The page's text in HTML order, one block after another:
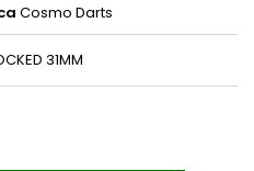
Cosmo Darts
31MM